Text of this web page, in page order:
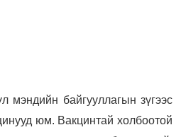
мэндийн байгууллагын зүгээс
юм. Вакцинтай холбоотой